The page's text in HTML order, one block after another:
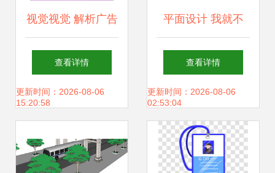
视觉视觉 解析广告
海报排版设计的核
心法则
查看详情
更新时间：2026-08-06
15:20:58
平面设计 我就不
信，把英文换成中
文就丑了
查看详情
更新时间：2026-08-06
02:53:04